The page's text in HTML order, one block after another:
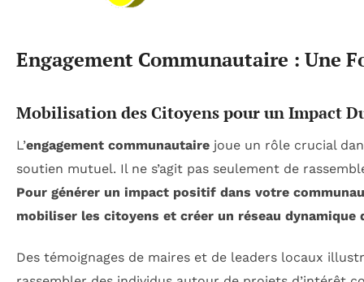
Engagement Communautaire : Une
Mobilisation des Citoyens pour un Impact
L’engagement communautaire joue un rôle crucial
soutien mutuel. Il ne s’agit pas seulement de
Pour générer un impact positif dans votre
mobiliser les citoyens et créer un réseau dynamique
Des témoignages de maires et de leaders locaux